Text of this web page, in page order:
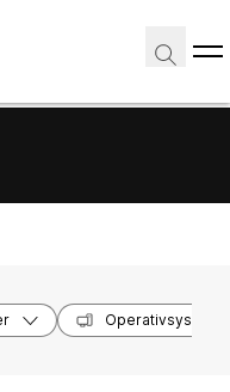
Operativsystem